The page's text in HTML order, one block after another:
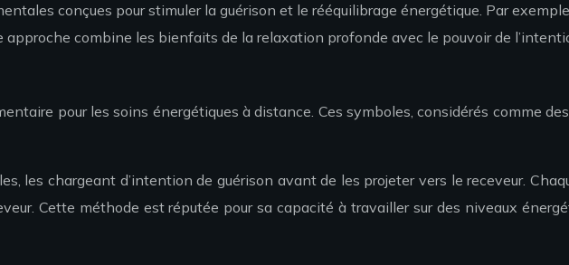
conçues pour stimuler la guérison et le rééquilibrage énergétique. Par
combine les bienfaits de la relaxation profonde avec le pouvoir de
pour les soins énergétiques à distance. Ces symboles, considérés comme
les chargeant d’intention de guérison avant de les projeter vers le receveur.
Cette méthode est réputée pour sa capacité à travailler sur des niveaux